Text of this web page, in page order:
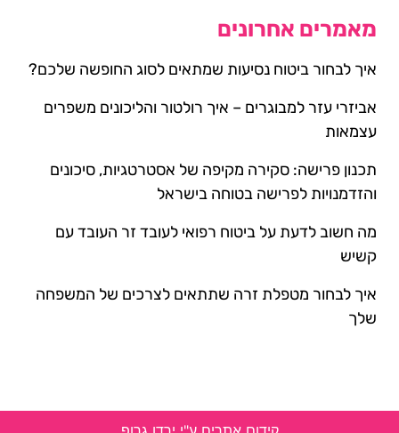
מאמרים אחרונים
איך לבחור ביטוח נסיעות שמתאים לסוג החופשה שלכם?
אביזרי עזר למבוגרים – איך רולטור והליכונים משפרים
עצמאות
תכנון פרישה: סקירה מקיפה של אסטרטגיות, סיכונים
והזדמנויות לפרישה בטוחה בישראל
מה חשוב לדעת על ביטוח רפואי לעובד זר העובד עם
קשיש
איך לבחור מטפלת זרה שתתאים לצרכים של המשפחה
שלך